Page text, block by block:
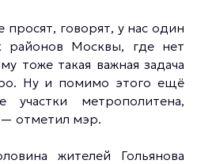
говорят, у нас один
районов Москвы, где нет
тоже такая важная задача
Ну и помимо этого ещё
участки метрополитена,
отметил мэр.
жителей Гольянова